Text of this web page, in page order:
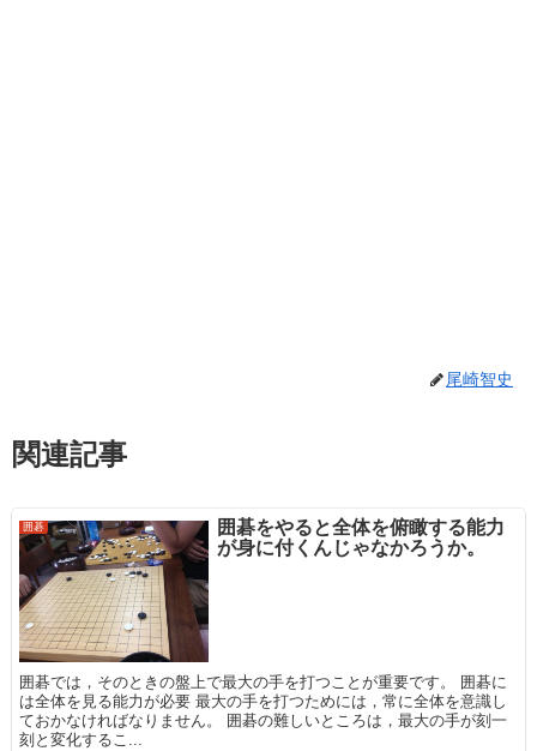
尾崎智史
関連記事
囲碁
囲碁をやると全体を俯瞰する能力
が身に付くんじゃなかろうか。
囲碁では，そのときの盤上で最大の手を打つことが重要です。 囲碁に
は全体を見る能力が必要 最大の手を打つためには，常に全体を意識し
ておかなければなりません。 囲碁の難しいところは，最大の手が刻一
刻と変化するこ...